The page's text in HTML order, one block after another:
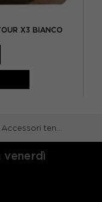
X3 BIANCO
Accessori tennis
venerdì